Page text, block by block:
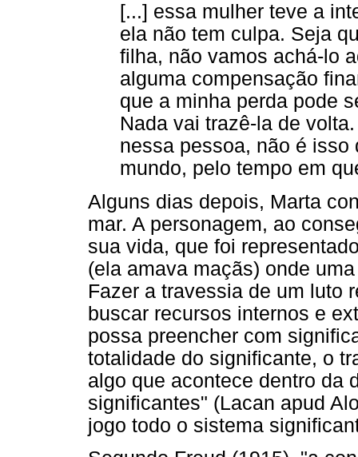
[...] essa mulher teve a
ela não tem culpa. Seja
filha, não vamos achá-lo
alguma compensação
que a minha perda pode
Nada vai trazê-la de
nessa pessoa, não é
mundo, pelo tempo em
Alguns dias depois, Marta
mar. A personagem, ao
sua vida, que foi
(ela amava maçãs) onde
Fazer a travessia de um luto
buscar recursos internos e
possa preencher com
totalidade do significante, o
algo que acontece dentro da
significantes" (Lacan apud
jogo todo o sistema